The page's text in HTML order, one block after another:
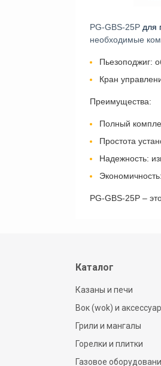
PG-GBS-25P для
необходимые
Пьезоподжиг:
Кран
Преимущества:
Полный
Простота
Надежность:
PG-GBS-25P –
Каталог
Казаны и печи
Вок (wok) и
Грили и мангалы
Горелки и плитки
Газовое